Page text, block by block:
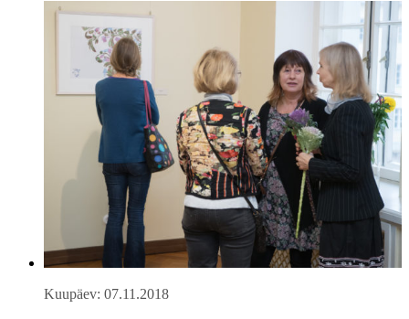
Kuupäev: 07.11.2018